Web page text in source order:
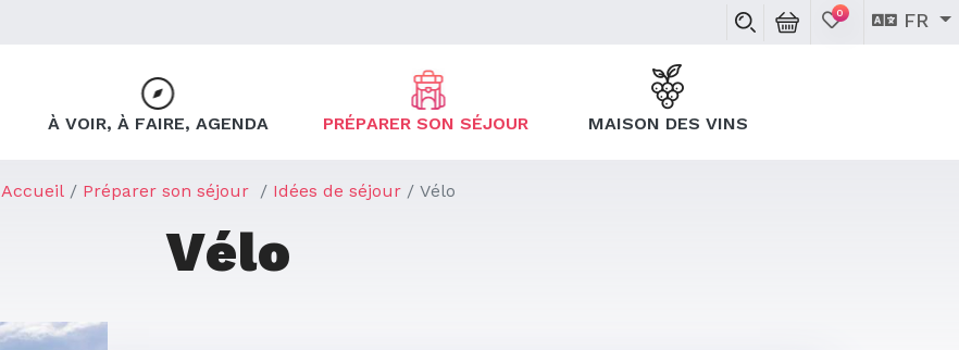
0 FR
À VOIR, À FAIRE, AGENDA PRÉPARER SON SÉJOUR MAISON DES VINS
Accueil Préparer son séjour Idées de séjour Vélo
Vélo